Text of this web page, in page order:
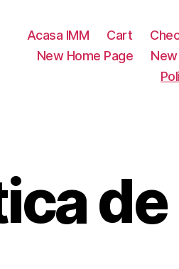
Acasa IMM Cart
New Home Page